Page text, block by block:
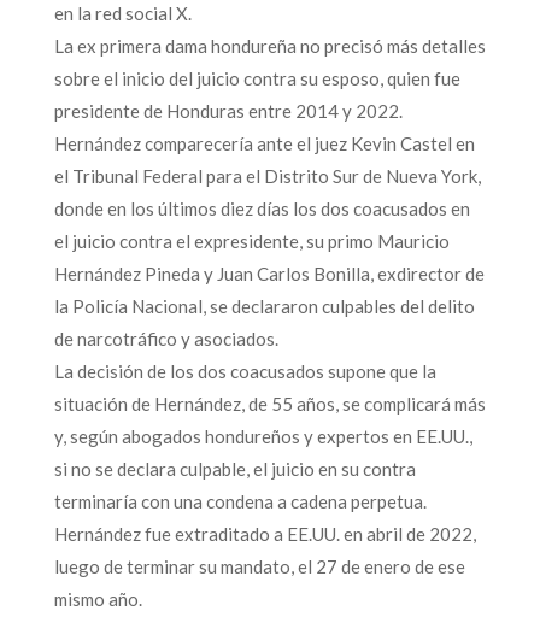
en la red social X.
La ex primera dama hondureña no precisó más detalles
sobre el inicio del juicio contra su esposo, quien fue
presidente de Honduras entre 2014 y 2022.
Hernández comparecería ante el juez Kevin Castel en
el Tribunal Federal para el Distrito Sur de Nueva York,
donde en los últimos diez días los dos coacusados en
el juicio contra el expresidente, su primo Mauricio
Hernández Pineda y Juan Carlos Bonilla, exdirector de
la Policía Nacional, se declararon culpables del delito
de narcotráfico y asociados.
La decisión de los dos coacusados supone que la
situación de Hernández, de 55 años, se complicará más
y, según abogados hondureños y expertos en EE.UU.,
si no se declara culpable, el juicio en su contra
terminaría con una condena a cadena perpetua.
Hernández fue extraditado a EE.UU. en abril de 2022,
luego de terminar su mandato, el 27 de enero de ese
mismo año.